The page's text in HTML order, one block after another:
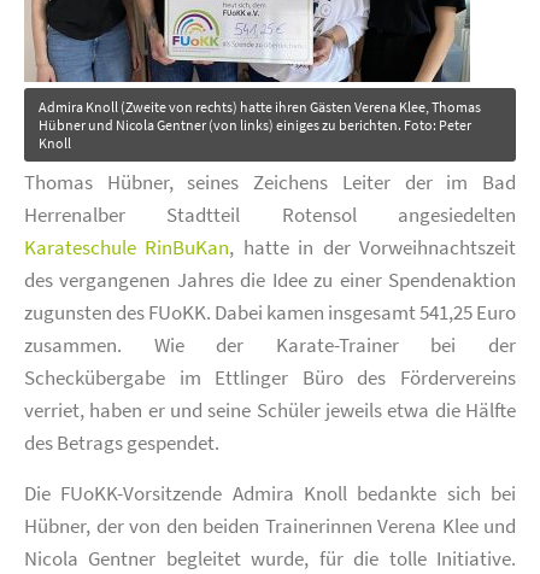
Admira Knoll (Zweite von rechts) hatte ihren Gästen Verena Klee, Thomas
Hübner und Nicola Gentner (von links) einiges zu berichten. Foto: Peter
Knoll
Thomas Hübner, seines Zeichens Leiter der im Bad
Herrenalber Stadtteil Rotensol angesiedelten
Karateschule RinBuKan, hatte in der Vorweihnachtszeit
des vergangenen Jahres die Idee zu einer Spendenaktion
zugunsten des FUoKK. Dabei kamen insgesamt 541,25 Euro
zusammen. Wie der Karate-Trainer bei der
Scheckübergabe im Ettlinger Büro des Fördervereins
verriet, haben er und seine Schüler jeweils etwa die Hälfte
des Betrags gespendet.
Die FUoKK-Vorsitzende Admira Knoll bedankte sich bei
Hübner, der von den beiden Trainerinnen Verena Klee und
Nicola Gentner begleitet wurde, für die tolle Initiative.